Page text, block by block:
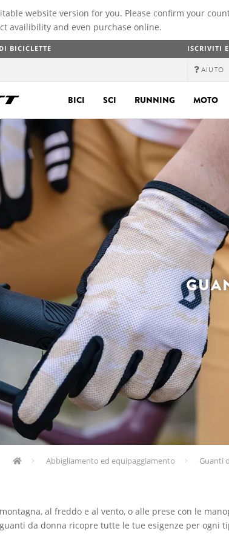
website version for you. Please confirm your
availibility and even purchase online.
BICICLETTE ISCRIVITI
AIUTO
BICI SCI RUNNING MOTO
Abbigliamento ed equipaggiamento Guanti
al freddo e al vento, o alle prese con le
da donna ricopre tutte le tue esigenze per ogni